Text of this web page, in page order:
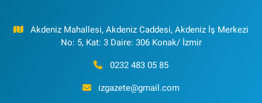
Akdeniz Mahallesi, Akdeniz Caddesi, Akdeniz İş Merkezi
No: 5, Kat: 3 Daire: 306 Konak/ İzmir
0232 483 05 85
izgazete@gmail.com